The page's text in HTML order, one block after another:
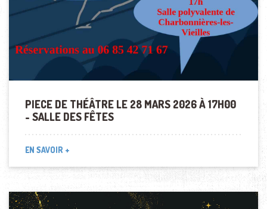
PIECE DE THÉÂTRE LE 28 MARS 2026 À 17H00
- SALLE DES FÊTES
EN SAVOIR +